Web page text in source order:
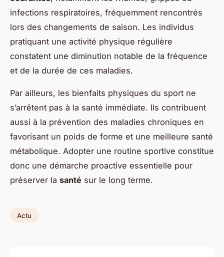
infections respiratoires, fréquemment rencontrés
lors des changements de saison. Les individus
pratiquant une activité physique régulière
constatent une diminution notable de la fréquence
et de la durée de ces maladies.
Par ailleurs, les bienfaits physiques du sport ne
s’arrêtent pas à la santé immédiate. Ils contribuent
aussi à la prévention des maladies chroniques en
favorisant un poids de forme et une meilleure santé
métabolique. Adopter une routine sportive constitue
donc une démarche proactive essentielle pour
préserver la santé sur le long terme.
Actu